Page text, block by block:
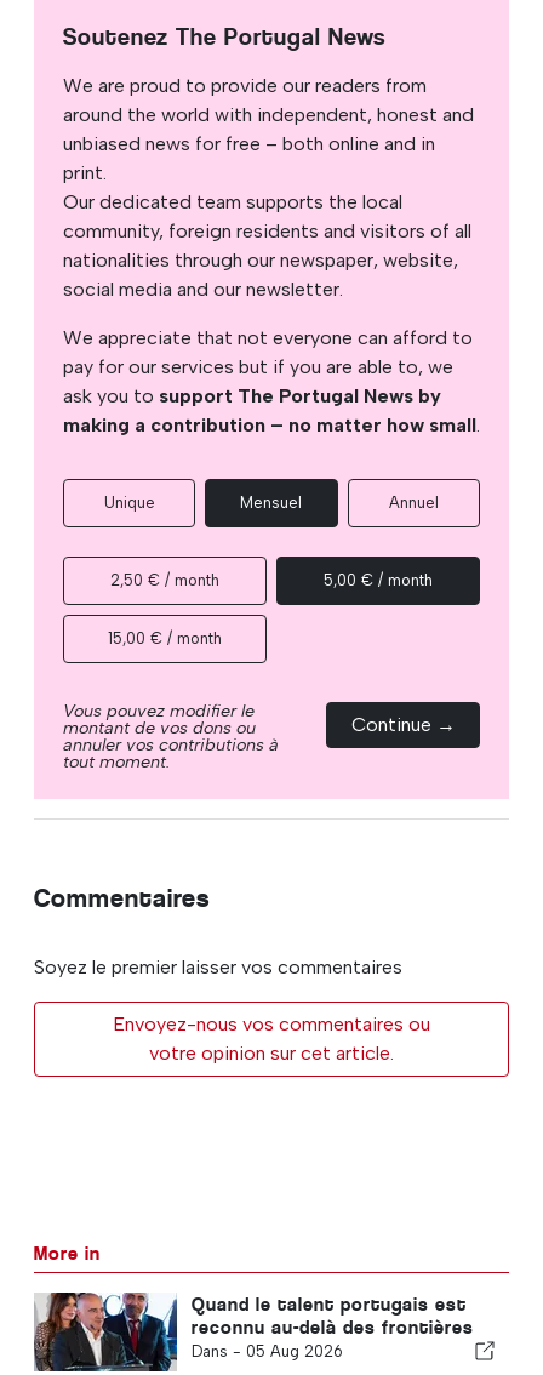
Soutenez The Portugal News
We are proud to provide our readers from
around the world with independent, honest and
unbiased news for free – both online and in
print.
Our dedicated team supports the local
community, foreign residents and visitors of all
nationalities through our newspaper, website,
social media and our newsletter.
We appreciate that not everyone can afford to
pay for our services but if you are able to, we
ask you to support The Portugal News by
making a contribution – no matter how small.
Unique Mensuel Annuel
2,50 € / month 5,00 € / month
15,00 € / month
Vous pouvez modifier le
montant de vos dons ou
annuler vos contributions à
tout moment.
Continue →
Commentaires
Soyez le premier laisser vos commentaires
Envoyez-nous vos commentaires ou
votre opinion sur cet article.
More in
Quand le talent portugais est
reconnu au-delà des frontières
Dans - 05 Aug 2026